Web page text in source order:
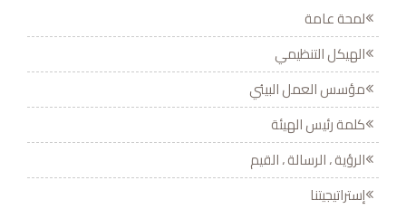
لمحة عامة
الهيكل التنظيمي
مؤسس العمل البيئي
كلمة رئيس الهيئة
الرؤية ، الرسالة ، القيم
إستراتيجيتنا